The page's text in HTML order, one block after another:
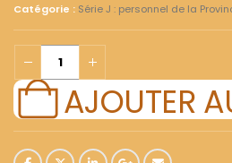
Catégorie : Série J : personnel de la
AJOUTER